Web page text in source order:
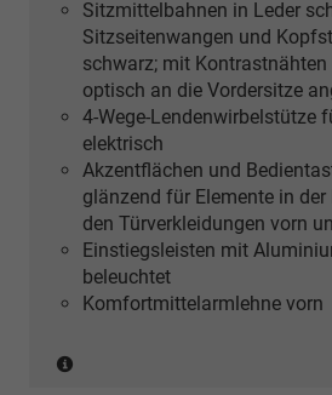
S
line
Paket)
Sitzmittelbahnen in Leder
Sitzseitenwangen und
schwarz; mit
optisch an die Vordersitze
4-Wege-Lendenwirbelstütze
elektrisch
Akzentflächen und
glänzend für Elemente in
den Türverkleidungen vorn
Einstiegsleisten mit
beleuchtet
Komfortmittelarmlehne vorn